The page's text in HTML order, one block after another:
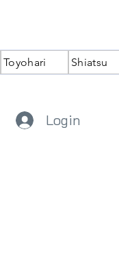
Toyohari Shiatsu
Login